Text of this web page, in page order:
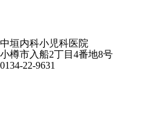
中垣内科小児科医院
小樽市入船2丁目4番地8号
0134-22-9631